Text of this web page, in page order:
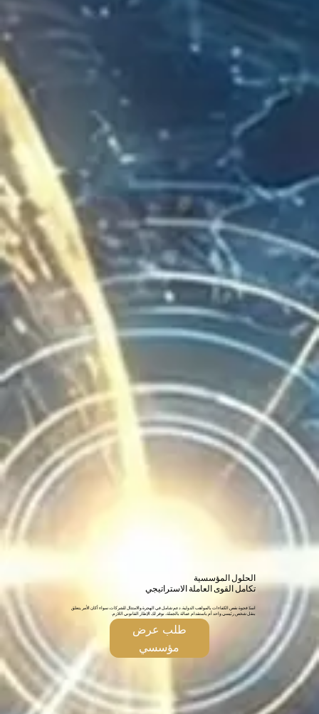
الحلول المؤسسية
تكامل القوى العاملة الاستراتيجي
اسدّ فجوة نقص الكفاءات بالمواهب الدولية. دعم شامل في الهجرة والامتثال للشركات. سواء أكان الأمر يتعلق
بنقل شخص رئيسي واحد أم باستقدام عمالة بالجملة، نوفر لك الإطار القانوني اللازم.
طلب عرض
مؤسسي